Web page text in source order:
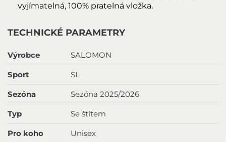
vyjímatelná, 100% pratelná vložka.
TECHNICKÉ PARAMETRY
Výrobce SALOMON
Sport SL
Sezóna Sezóna 2025/2026
Typ Se štítem
Pro koho Unisex